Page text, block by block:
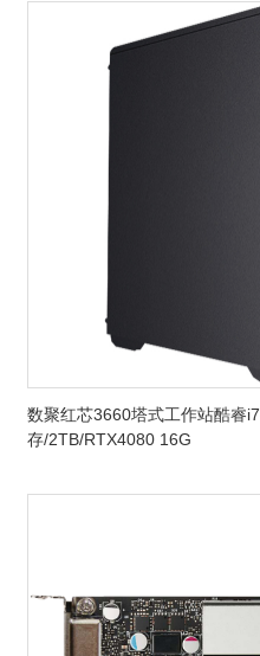
数聚红芯3660塔式工作站酷睿
存/2TB/RTX4080 16G